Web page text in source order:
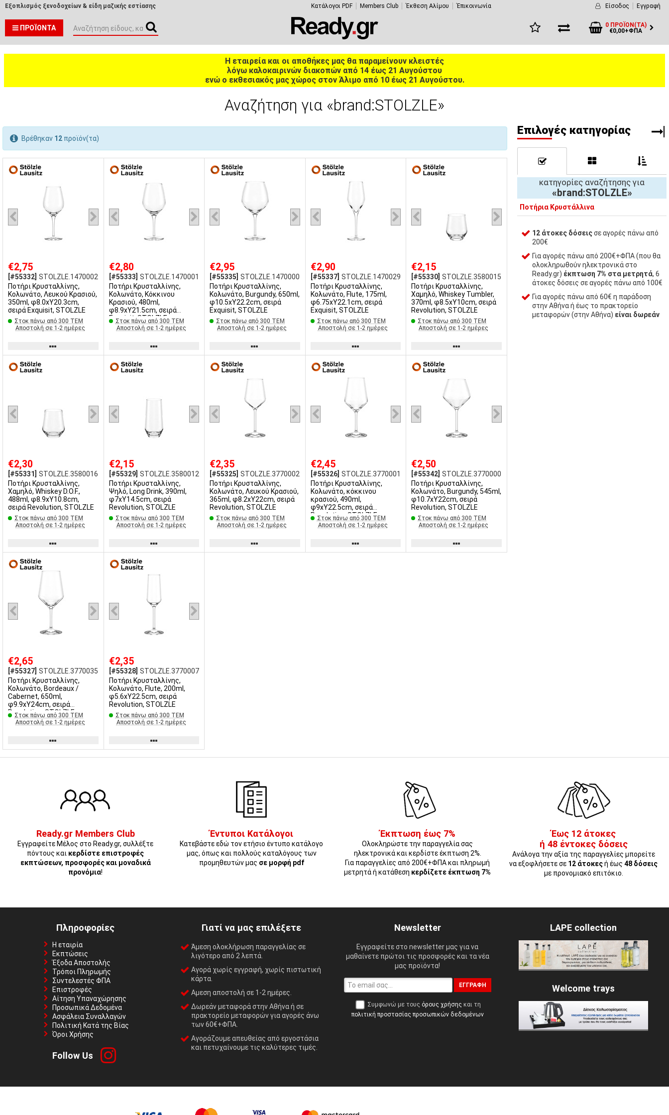
Εξοπλισμός ξενοδοχείων & είδη μαζικής εστίασης Κατάλογοι PDF Members Club Έκθεση Αλίμου Έπικοινωνία Είσοδος Εγγραφή
ΠΡΟΪΌΝΤΑ
0 ΠΡΟΪΌΝ(ΤΑ)
€0,00+ΦΠΑ
Η εταιρεία και οι αποθήκες μας θα παραμείνουν κλειστές
λόγω καλοκαιρινών διακοπών από 14 έως 21 Αυγούστου
ενώ ο εκθεσιακός μας χώρος στον Άλιμο από 10 έως 21 Αυγούστου.
Αναζήτηση για «brand:STOLZLE»
Βρέθηκαν 12 προϊόν(τα)
€2,75
[#55332] STOLZLE.1470002
Ποτήρι Κρυσταλλίνης,
Κολωνάτο, Λευκού Κρασιού,
350ml, φ8.0xΥ20.3cm,
σειρά Exquisit, STOLZLE
Στοκ πάνω από 300 ΤΕΜ
Αποστολή σε 1-2 ημέρες
€2,80
[#55333] STOLZLE.1470001
Ποτήρι Κρυσταλλίνης,
Κολωνάτο, Κόκκινου
Κρασιού, 480ml,
φ8.9xΥ21.5cm, σειρά
Exquisit, STOLZLE
Στοκ πάνω από 300 ΤΕΜ
Αποστολή σε 1-2 ημέρες
€2,95
[#55335] STOLZLE.1470000
Ποτήρι Κρυσταλλίνης,
Κολωνάτο, Burgundy, 650ml,
φ10.5xΥ22.2cm, σειρά
Exquisit, STOLZLE
Στοκ πάνω από 300 ΤΕΜ
Αποστολή σε 1-2 ημέρες
€2,90
[#55337] STOLZLE.1470029
Ποτήρι Κρυσταλλίνης,
Κολωνάτο, Flute, 175ml,
φ6.75xΥ22.1cm, σειρά
Exquisit, STOLZLE
Στοκ πάνω από 300 ΤΕΜ
Αποστολή σε 1-2 ημέρες
€2,15
[#55330] STOLZLE.3580015
Ποτήρι Κρυσταλλίνης,
Χαμηλό, Whiskey Tumbler,
370ml, φ8.5xΥ10cm, σειρά
Revolution, STOLZLE
Στοκ πάνω από 300 ΤΕΜ
Αποστολή σε 1-2 ημέρες
€2,30
[#55331]
STOLZLE.3580016
Ποτήρι Κρυσταλλίνης,
Χαμηλό, Whiskey D.O.F.,
488ml, φ8.9xΥ10.8cm,
σειρά Revolution, STOLZLE
Στοκ πάνω από 300 ΤΕΜ
Αποστολή σε 1-2 ημέρες
€2,15
[#55329] STOLZLE.3580012
Ποτήρι Κρυσταλλίνης,
Ψηλό, Long Drink, 390ml,
φ7xΥ14.5cm, σειρά
Revolution, STOLZLE
Στοκ πάνω από 300 ΤΕΜ
Αποστολή σε 1-2 ημέρες
€2,35
[#55325] STOLZLE.3770002
Ποτήρι Κρυσταλλίνης,
Κολωνάτο, Λευκού Κρασιού,
365ml, φ8.2xΥ22cm, σειρά
Revolution, STOLZLE
Στοκ πάνω από 300 ΤΕΜ
Αποστολή σε 1-2 ημέρες
€2,45
[#55326] STOLZLE.3770001
Ποτήρι Κρυσταλλίνης,
Κολωνάτο, κόκκινου
κρασιού, 490ml,
φ9xΥ22.5cm, σειρά
Revolution, STOLZLE
Στοκ πάνω από 300 ΤΕΜ
Αποστολή σε 1-2 ημέρες
€2,50
[#55342] STOLZLE.3770000
Ποτήρι Κρυσταλλίνης,
Κολωνάτο, Burgundy, 545ml,
φ10.7xΥ22cm, σειρά
Revolution, STOLZLE
Στοκ πάνω από 300 ΤΕΜ
Αποστολή σε 1-2 ημέρες
€2,65
[#55327] STOLZLE.3770035
Ποτήρι Κρυσταλλίνης,
Κολωνάτο, Bordeaux /
Cabernet, 650ml,
φ9.9xΥ24cm, σειρά
Revolution, STOLZLE
Στοκ πάνω από 300 ΤΕΜ
Αποστολή σε 1-2 ημέρες
€2,35
[#55328] STOLZLE.3770007
Ποτήρι Κρυσταλλίνης,
Κολωνάτο, Flute, 200ml,
φ5.6xΥ22.5cm, σειρά
Revolution, STOLZLE
Στοκ πάνω από 300 ΤΕΜ
Αποστολή σε 1-2 ημέρες
Eπιλογές κατηγορίας
κατηγορίες αναζήτησης για
«brand:STOLZLE»
Ποτήρια Κρυστάλλινα
12 άτοκες δόσειςσε αγορές πάνω από
200€
Για αγορές πάνω από 200€+ΦΠΑ (που θα
ολοκληρωθούν ηλεκτρονικά στο
Ready.gr) έκπτωση 7% στα μετρητά, 6
άτοκες δόσεις σε αγορές πάνω από 100€
Για αγορές πάνω από 60€ η παράδοση
στην Αθήνα ή έως το πρακτορείο
μεταφορών (στην Αθήνα) είναι δωρεάν
Ready.gr Members Club
Εγγραφείτε Μέλος στο Ready.gr, συλλέξτε
πόντους και κερδίστε επιστροφές
εκπτώσεων, προσφορές και μοναδικά
προνόμια!
Έντυποι Κατάλογοι
Κατεβάστε εδώ τον ετήσιο έντυπο κατάλογο
μας, όπως και πολλούς καταλόγους των
προμηθευτών μας σε μορφή pdf
Έκπτωση έως 7%
Ολοκληρώστε την παραγγελία σας
ηλεκτρονικά και κερδίστε έκπτωση 2%.
Για παραγγελίες από 200€+ΦΠΑ και πληρωμή
μετρητά ή κατάθεση κερδίζετε έκπτωση 7%
Έως 12 άτοκες
ή 48 έντοκες δόσεις
Ανάλογα την αξία της παραγγελίες μπορείτε
να εξοφλήσετε σε 12 άτοκεςή έως48 δόσεις
με προνομιακό επιτόκιο.
Πληροφορίες
Η εταιρία
Εκπτώσεις
Έξοδα Αποστολής
Τρόποι Πληρωμής
Συντελεστές ΦΠΑ
Επιστροφές
Αίτηση Υπαναχώρησης
Προσωπικά Δεδομένα
Ασφάλεια Συναλλαγών
Πολιτική Κατά της Βίας
Όροι Χρήσης
Follow Us
Γιατί να μας επιλέξετε
Άμεση ολοκλήρωση παραγγελίας σε
λιγότερο από 2 λεπτά.
Αγορά χωρίς εγγραφή, χωρίς πιστωτική
κάρτα.
Αμεση αποστολή σε 1-2 ημέρες.
Δωρεάν μεταφορά στην Αθήνα ή σε
πρακτορείο μεταφορών για αγορές άνω
των 60€+ΦΠΑ.
Αγοράζουμε απευθείας από εργοστάσια
και πετυχαίνουμε τις καλύτερες τιμές.
Newsletter
Εγγραφείτε στο newsletter μας για να
μαθαίνετε πρώτοι τις προσφορές και τα νέα
μας προϊόντα!
ΕΓΓΡΑΦΉ
Συμφωνώ με τους όρους χρήσης και τη
πολιτική προστασίας προσωπικών δεδομένων
LAPE collection
Welcome trays